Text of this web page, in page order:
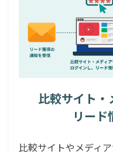
比較サイト・
リード
比較サイトやメディ